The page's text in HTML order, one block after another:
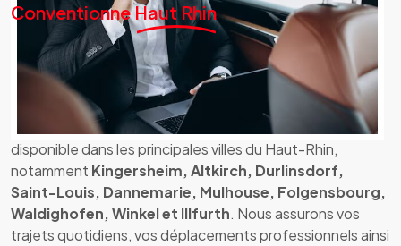
Conventionne Haut Rhin
Taxi conventionné dans le Haut-
Rhin : un service fiable et reconnu
service de taxi conventionné CPAM
disponible dans les principales villes du Haut-Rhin,
notamment Kingersheim, Altkirch, Durlinsdorf,
Saint-Louis, Dannemarie, Mulhouse, Folgensbourg,
Waldighofen, Winkel et Illfurth. Nous assurons vos
trajets quotidiens, vos déplacements professionnels ainsi